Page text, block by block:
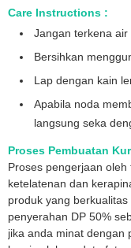
Care Instructions :
Jangan terkena
Bersihkan
Lap dengan kain
Apabila noda
langsung seka
Proses Pembuatan
Proses pengerjaan
ketelatenan dan
produk yang
penyerahan DP 50%
jika anda minat dengan